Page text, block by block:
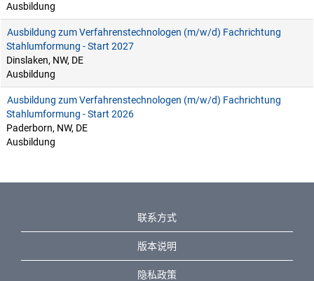
Ausbildung
Ausbildung zum Verfahrenstechnologen (m/w/d) Fachrichtung
Stahlumformung - Start 2027
Dinslaken, NW, DE
Ausbildung
Ausbildung zum Verfahrenstechnologen (m/w/d) Fachrichtung
Stahlumformung - Start 2026
Paderborn, NW, DE
Ausbildung
联系方式
版本说明
隐私政策